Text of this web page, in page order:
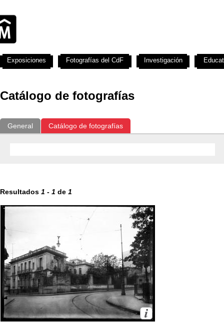
Catálogo de fotografías
General Catálogo de fotografías
Resultados 1 - 1 de 1
Exposiciones Fotografías del CdF Investigación